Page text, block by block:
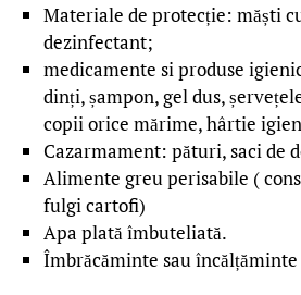
Materiale de protecție: măști
dezinfectant;
medicamente si produse
dinți, șampon, gel dus,
copii orice mărime, hârtie
Cazarmament: pături, saci de
Alimente greu perisabile (
fulgi cartofi)
Apa plată îmbuteliată.
Îmbrăcăminte sau încălțăminte